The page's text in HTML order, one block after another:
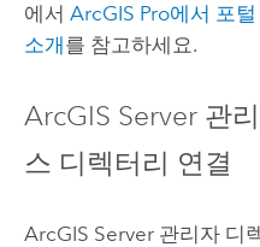
에서 ArcGIS Pro에서 포털
소개를 참고하세요.
ArcGIS Server관리
스 디렉터리 연결
ArcGIS Server관리자 디